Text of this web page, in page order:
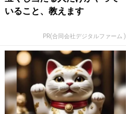
いること、教えます
PR(合同会社デジタルファーム )